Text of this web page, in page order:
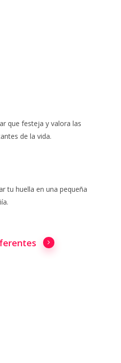
que festeja y valora las
de la vida.
tu huella en una pequeña